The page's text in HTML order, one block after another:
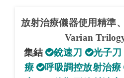
放射治療儀器使用精準
Varian
集結
銳速刀 光子刀
療
呼吸調控放射治療